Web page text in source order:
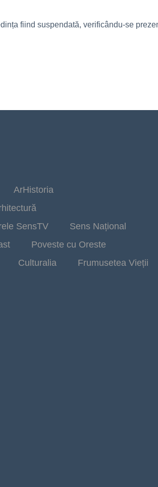
fiind suspendată, verificându-se
ArHistoria
SensTV
Sens Național
Poveste cu Oreste
Culturalia Frumusetea Vieții